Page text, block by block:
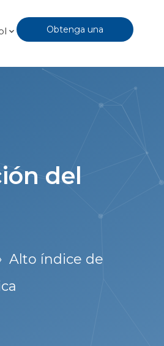
Obtenga una
del
Alto índice de